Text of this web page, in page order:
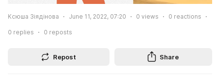
Ксюша Зіядінова June 11, 2022, 07:20 0 views 0 reactions
0 replies 0 reposts
Repost Share